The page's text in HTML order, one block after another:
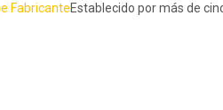
FabricanteEstablecido por más de